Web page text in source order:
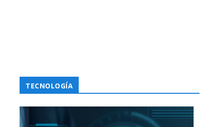
TECNOLOGÍA